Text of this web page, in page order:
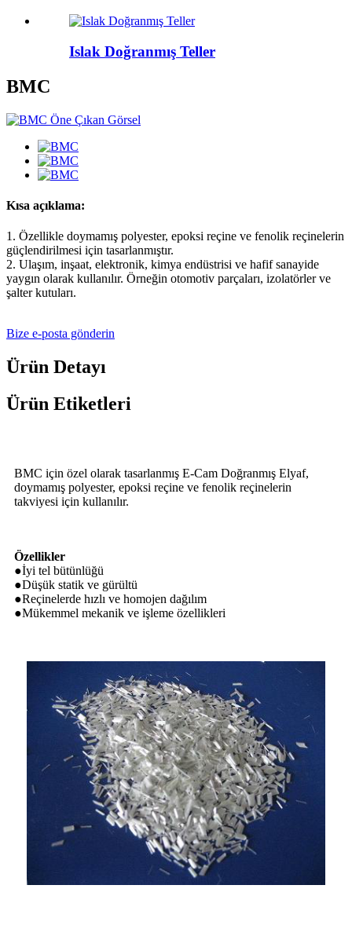
Islak Doğranmış Teller
BMC
Kısa açıklama:
1. Özellikle doymamış polyester, epoksi reçine ve fenolik reçinelerin
güçlendirilmesi için tasarlanmıştır.
2. Ulaşım, inşaat, elektronik, kimya endüstrisi ve hafif sanayide
yaygın olarak kullanılır. Örneğin otomotiv parçaları, izolatörler ve
şalter kutuları.
Bize e-posta gönderin
Ürün Detayı
Ürün Etiketleri
BMC için özel olarak tasarlanmış E-Cam Doğranmış Elyaf,
doymamış polyester, epoksi reçine ve fenolik reçinelerin
takviyesi için kullanılır.
Özellikler
●İyi tel bütünlüğü
●Düşük statik ve gürültü
●Reçinelerde hızlı ve homojen dağılım
●Mükemmel mekanik ve işleme özellikleri